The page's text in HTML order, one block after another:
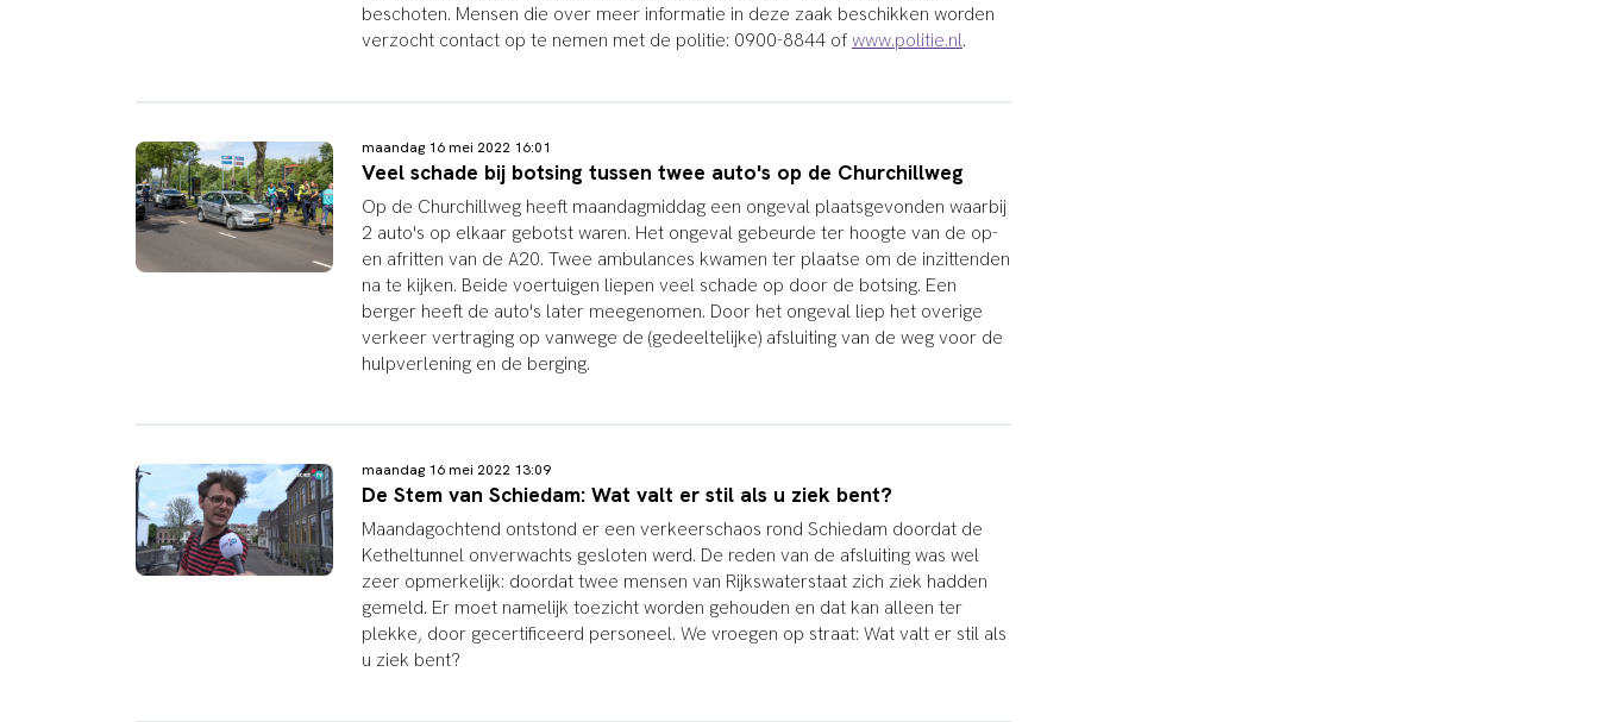
beschoten. Mensen die over meer informatie in deze zaak beschikken worden
verzocht contact op te nemen met de politie: 0900-8844 of www.politie.nl.
maandag 16 mei 2022 16:01
Veel schade bij botsing tussen twee auto's op de Churchillweg
Op de Churchillweg heeft maandagmiddag een ongeval plaatsgevonden waarbij
2 auto's op elkaar gebotst waren. Het ongeval gebeurde ter hoogte van de op-
en afritten van de A20. Twee ambulances kwamen ter plaatse om de inzittenden
na te kijken. Beide voertuigen liepen veel schade op door de botsing. Een
berger heeft de auto's later meegenomen. Door het ongeval liep het overige
verkeer vertraging op vanwege de (gedeeltelijke) afsluiting van de weg voor de
hulpverlening en de berging.
maandag 16 mei 2022 13:09
De Stem van Schiedam: Wat valt er stil als u ziek bent?
Maandagochtend ontstond er een verkeerschaos rond Schiedam doordat de
Ketheltunnel onverwachts gesloten werd. De reden van de afsluiting was wel
zeer opmerkelijk: doordat twee mensen van Rijkswaterstaat zich ziek hadden
gemeld. Er moet namelijk toezicht worden gehouden en dat kan alleen ter
plekke, door gecertificeerd personeel. We vroegen op straat: Wat valt er stil als
u ziek bent?